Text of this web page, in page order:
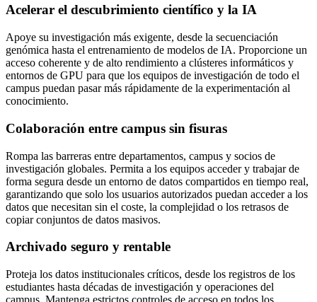
Acelerar el descubrimiento científico y la IA
Apoye su investigación más exigente, desde la secuenciación
genómica hasta el entrenamiento de modelos de IA. Proporcione un
acceso coherente y de alto rendimiento a clústeres informáticos y
entornos de GPU para que los equipos de investigación de todo el
campus puedan pasar más rápidamente de la experimentación al
conocimiento.
Colaboración entre campus sin fisuras
Rompa las barreras entre departamentos, campus y socios de
investigación globales. Permita a los equipos acceder y trabajar de
forma segura desde un entorno de datos compartidos en tiempo real,
garantizando que solo los usuarios autorizados puedan acceder a los
datos que necesitan sin el coste, la complejidad o los retrasos de
copiar conjuntos de datos masivos.
Archivado seguro y rentable
Proteja los datos institucionales críticos, desde los registros de los
estudiantes hasta décadas de investigación y operaciones del
campus. Mantenga estrictos controles de acceso en todos los